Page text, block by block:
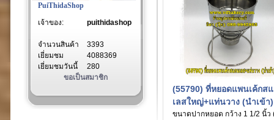
PuiThidaShop
เจ้าของ:
puithidashop
จำนวนสินค้า
3393
เยี่ยมชม
4088369
เยี่ยมชมวันนี้
280
ขอเป็นสมาชิก
(55790) ที่หยอดแพนเค้กส
เลสใหญ่+แท่นวาง (นำเข้า)
ขนาดปากหยอด กว้าง 1 1/2 นิ้ว